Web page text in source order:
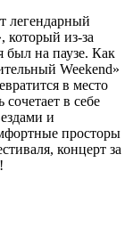
легендарный
который из-за
на паузе. Как
Weekend»
в место
в себе
и
просторы
концерт за